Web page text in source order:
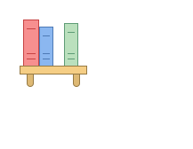
контенту